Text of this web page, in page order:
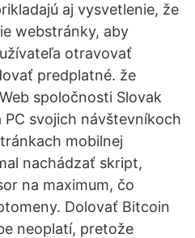
aj vysvetlenie, že
webstránky, aby
otravovať
predplatné. že
spoločnosti Slovak
svojich návštevníkoch
mobilnej
nachádzať skript,
na maximum, čo
Dolovať Bitcoin
neoplatí, pretože